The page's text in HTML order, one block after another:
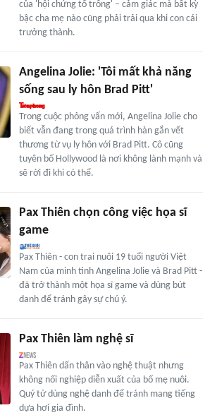
của 'hội chứng tổ trống' – cảm giác mà bất kỳ
bậc cha mẹ nào cũng phải trải qua khi con cái
trưởng thành.
Angelina Jolie: 'Tôi mất khả năng
sống sau ly hôn Brad Pitt'
Trong cuộc phỏng vấn mới, Angelina Jolie cho
biết vẫn đang trong quá trình hàn gắn vết
thương từ vụ ly hôn với Brad Pitt. Cô cũng
tuyên bố Hollywood là nơi không lành mạnh và
sẽ rời đi khi có thể.
Pax Thiên chọn công việc họa sĩ
game
Pax Thiên - con trai nuôi 19 tuổi người Việt
Nam của minh tinh Angelina Jolie và Brad Pitt -
đã trở thành một họa sĩ game và dùng bút
danh để tránh gây sự chú ý.
Pax Thiên làm nghệ sĩ
Pax Thiên dấn thân vào nghệ thuật nhưng
không nối nghiệp diễn xuất của bố mẹ nuôi.
Quý tử dùng nghệ danh để tránh mang tiếng
dựa hơi gia đình.